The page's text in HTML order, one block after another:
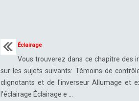
Éclairage
Vous trouverez dans ce chapitre des
sur les sujets suivants: Témoins de
clignotants et de l'inverseur Allumage et
l'éclairage Éclairage e ...